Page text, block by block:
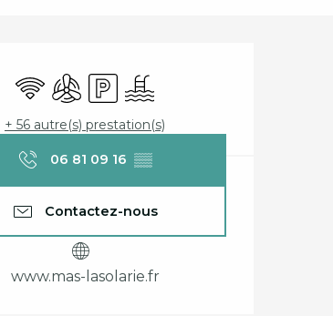
et
WiFi Air conditionné
ParkingPiscine
+ 56 autre(s) prestation(s)
06 81 09 16 ▒▒
Contactez-nous
www.mas-lasolarie.fr